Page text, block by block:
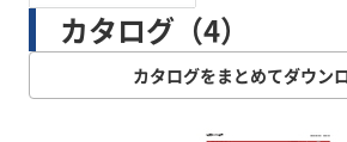
カタログ（4）
カタログをまとめてダウン